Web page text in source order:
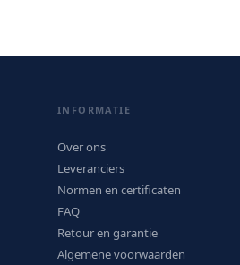
INFORMATIE
Over ons
Leveranciers
Normen en certificaten
FAQ
Retour en garantie
Algemene voorwaarden